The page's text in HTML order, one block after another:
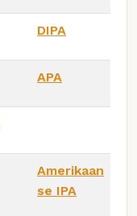
DIPA
APA
Amerikaan
se IPA